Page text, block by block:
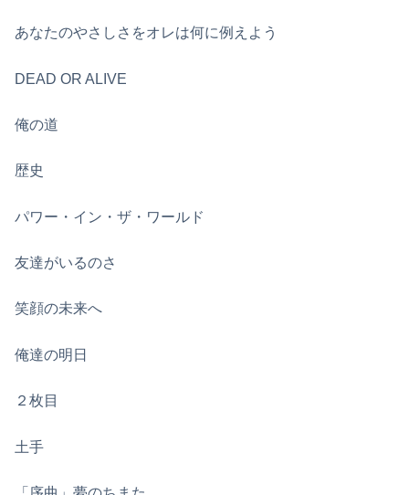
あなたのやさしさをオレは何に例えよう
DEAD OR ALIVE
俺の道
歴史
パワー・イン・ザ・ワールド
友達がいるのさ
笑顔の未来へ
俺達の明日
２枚目
土手